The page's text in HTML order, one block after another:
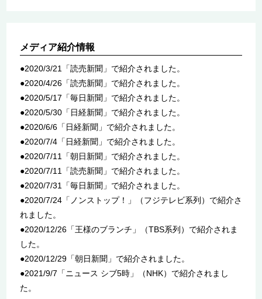
メディア紹介情報
●2020/3/21「読売新聞」で紹介されました。
●2020/4/26「読売新聞」で紹介されました。
●2020/5/17「毎日新聞」で紹介されました。
●2020/5/30「日経新聞」で紹介されました。
●2020/6/6「日経新聞」で紹介されました。
●2020/7/4「日経新聞」で紹介されました。
●2020/7/11「朝日新聞」で紹介されました。
●2020/7/11「読売新聞」で紹介されました。
●2020/7/31「毎日新聞」で紹介されました。
●2020/7/24「ノンストップ！」（フジテレビ系列）で紹介さ
れました。
●2020/12/26「王様のブランチ」（TBS系列）で紹介されま
した。
●2020/12/29「朝日新聞」で紹介されました。
●2021/9/7「ニュース シブ5時」（NHK）で紹介されまし
た。